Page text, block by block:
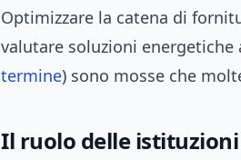
Optimizzare la catena di
valutare soluzioni
termine) sono mosse che
Il ruolo delle istituzioni